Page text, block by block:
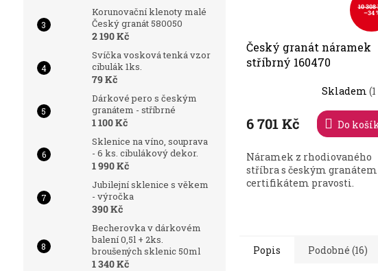
Korunovační klenoty malé
Český granát 580050
2 190 Kč
Svíčka vosková tenká vzor
cibulák 1ks.
79 Kč
Dárkové pero s českým
granátem - stříbrné
1 100 Kč
Sklenice na víno, souprava
- 6 ks. cibulákový dekor.
1 990 Kč
Jubilejní sklenice s věkem
- výročka
390 Kč
Becherovka v dárkovém
balení 0,5l + 2ks.
broušených sklenic 50ml
1 340 Kč
10 308
–34
Český granát náramek
stříbrný 160470
Skladem
6 701 Kč Do
Náramek z rhodiovaného
stříbra s českým granátem
certifikátem pravosti.
Popis Podobné (16)